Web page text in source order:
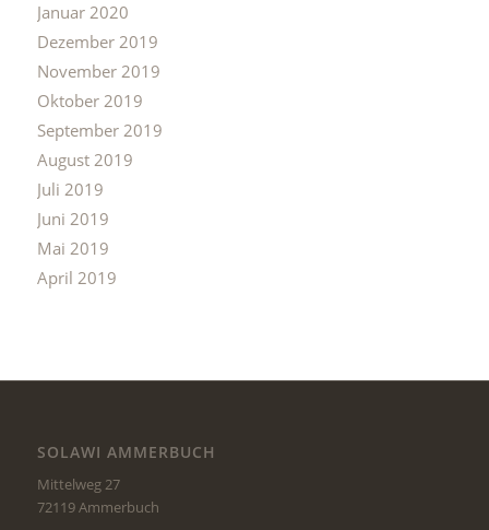
Januar 2020
Dezember 2019
November 2019
Oktober 2019
September 2019
August 2019
Juli 2019
Juni 2019
Mai 2019
April 2019
SOLAWI AMMERBUCH
Mittelweg 27
72119 Ammerbuch